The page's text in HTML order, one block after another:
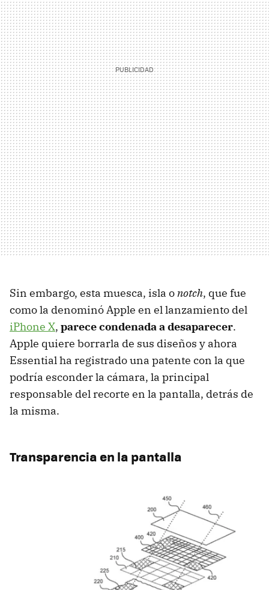
Sin embargo, esta muesca, isla onotch, que fue
como la denominó Apple en el lanzamiento del
iPhone X, parece condenada a desaparecer.
Apple quiere borrarla de sus diseños y ahora
Essential ha registrado una patente con la que
podría esconder la cámara, la principal
responsable del recorte en la pantalla, detrás de
la misma.
Transparencia en la pantalla